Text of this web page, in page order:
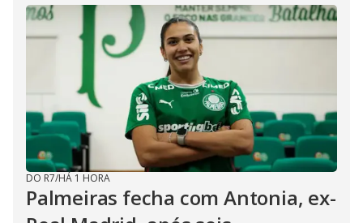
DO R7/HÁ 1 HORA
Palmeiras fecha com Antonia, ex-